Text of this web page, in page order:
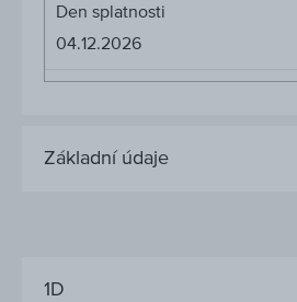
Den splatnosti
04.12.2026
Základní údaje
1D